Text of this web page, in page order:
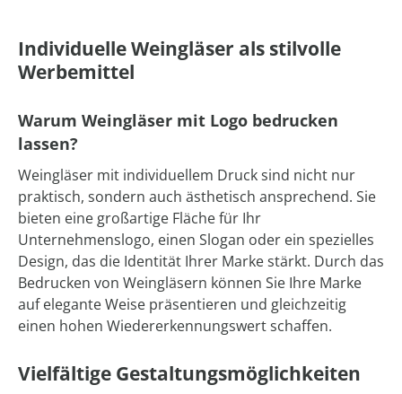
Individuelle Weingläser als stilvolle
Werbemittel
Warum Weingläser mit Logo bedrucken
lassen?
Weingläser mit individuellem Druck sind nicht nur
praktisch, sondern auch ästhetisch ansprechend. Sie
bieten eine großartige Fläche für Ihr
Unternehmenslogo, einen Slogan oder ein spezielles
Design, das die Identität Ihrer Marke stärkt. Durch das
Bedrucken von Weingläsern können Sie Ihre Marke
auf elegante Weise präsentieren und gleichzeitig
einen hohen Wiedererkennungswert schaffen.
Vielfältige Gestaltungsmöglichkeiten